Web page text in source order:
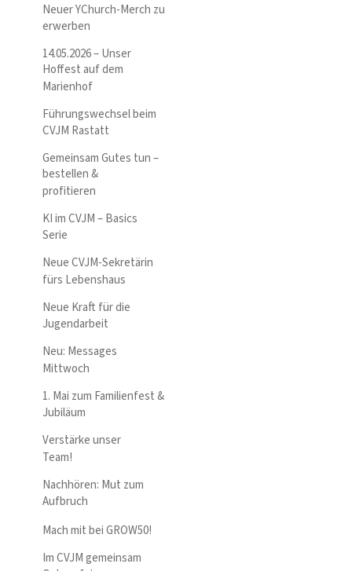
Neuer YChurch-Merch zu
erwerben
14.05.2026 – Unser
Hoffest auf dem
Marienhof
Führungswechsel beim
CVJM Rastatt
Gemeinsam Gutes tun –
bestellen &
profitieren
KI im CVJM – Basics
Serie
Neue CVJM-Sekretärin
fürs Lebenshaus
Neue Kraft für die
Jugendarbeit
Neu: Messages
Mittwoch
1. Mai zum Familienfest &
Jubiläum
Verstärke unser
Team!
Nachhören: Mut zum
Aufbruch
Mach mit bei GROW50!
Im CVJM gemeinsam